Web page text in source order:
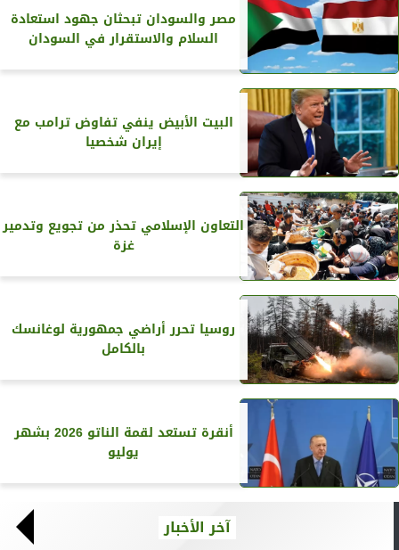
مصر والسودان تبحثان جهود استعادة
السلام والاستقرار في السودان
البيت الأبيض ينفي تفاوض ترامب مع
إيران شخصيا
التعاون الإسلامي تحذر من تجويع وتدمير
غزة
روسيا تحرر أراضي جمهورية لوغانسك
بالكامل
أنقرة تستعد لقمة الناتو 2026 بشهر
يوليو
آخر الأخبار